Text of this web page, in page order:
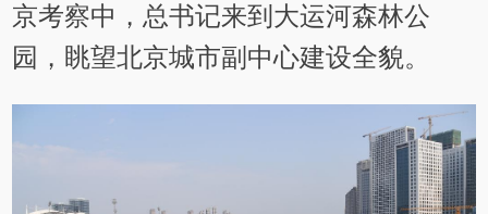
京考察中，总书记来到大运河森林公
园，眺望北京城市副中心建设全貌。